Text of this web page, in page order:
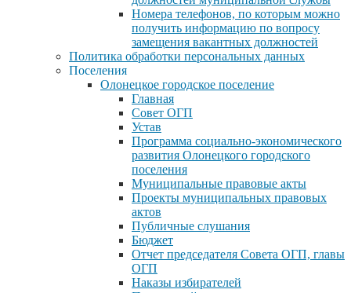
Номера телефонов, по которым можно
получить информацию по вопросу
замещения вакантных должностей
Политика обработки персональных данных
Поселения
Олонецкое городское поселение
Главная
Совет ОГП
Устав
Программа социально-экономического
развития Олонецкого городского
поселения
Муниципальные правовые акты
Проекты муниципальных правовых
актов
Публичные слушания
Бюджет
Отчет председателя Совета ОГП, главы
ОГП
Наказы избирателей